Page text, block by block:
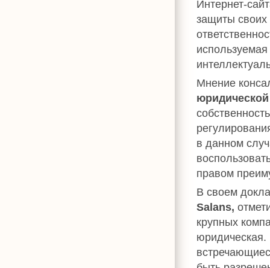
Интернет-
защиты своих
Мнение
в данном
правом
В своем
Salans,
крупных